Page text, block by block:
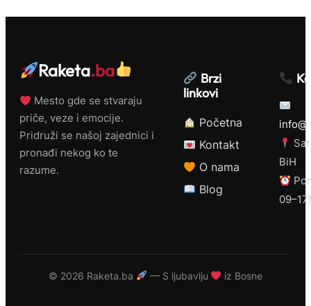
Raketa.ba
Mesto gde se stvaraju
priče, veze i emocije.
Pridruži se našoj zajednici i
pronađi nekog ko te
razume.
Brzi
linkovi
Početna
Kontakt
O nama
Blog
BiH
© 2026 Raketa.ba — S ljubavlju iz Bosne